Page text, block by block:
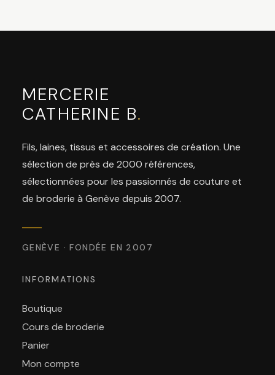
MERCERIE
CATHERINE B.
Fils, laines, tissus et accessoires de création. Une
sélection de près de 2000 références,
sélectionnées pour les passionnés de couture et
de broderie à Genève depuis 2007.
GENÈVE · FONDÉE EN 2007
INFORMATIONS
Boutique
Cours de broderie
Panier
Mon compte